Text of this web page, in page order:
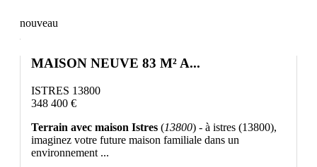
nouveau
MAISON NEUVE 83 M² A...
ISTRES 13800
348 400 €
Terrain avec maison Istres (13800) - à istres (13800),
imaginez votre future maison familiale dans un
environnement ...